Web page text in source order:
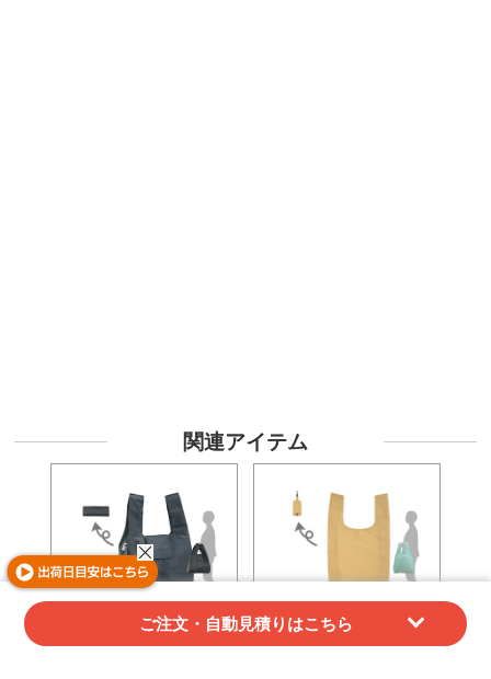
ご注文・自動見積りはこちら
関連アイテム
W300xH350xD120mm W310xH380xD120mm